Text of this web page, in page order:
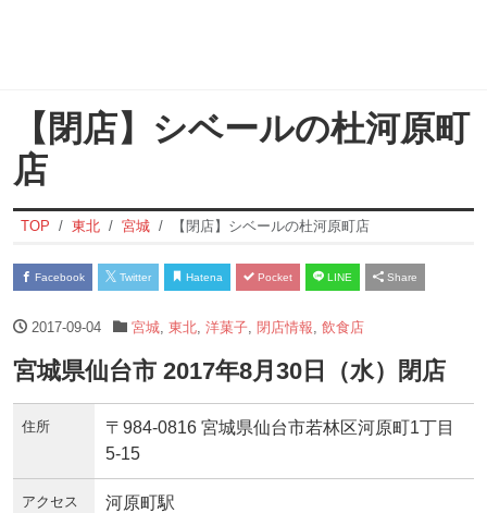
【閉店】シベールの杜河原町
店
TOP 東北 宮城 【閉店】シベールの杜河原町店
Facebook Twitter Hatena Pocket LINE Share
2017-09-04 宮城, 東北, 洋菓子, 閉店情報 飲食店
宮城県仙台市 2017年8月30日（水）閉店
住所
〒984-0816 宮城県仙台市若林区河原町1丁目
5-15
アクセス 河原町駅